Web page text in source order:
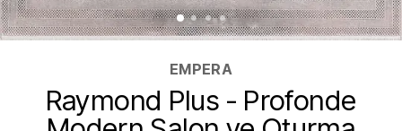
EMPERA
Raymond Plus - Profonde